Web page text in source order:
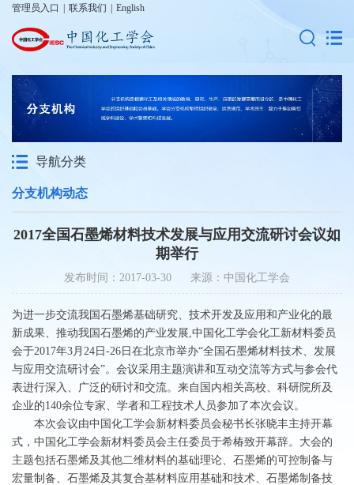
管理员入口 联系我们 English
导航分类
分支机构动态
2017全国石墨烯材料技术发展与应用交流研讨会议如
期举行
发布时间：2017-03-30 来源：中国化工学会
为进一步交流我国石墨烯基础研究、技术开发及应用和产业化的最
新成果、推动我国石墨烯的产业发展,中国化工学会化工新材料委员
会于2017年3月24日-26日在北京市举办“全国石墨烯材料技术、发展
与应用交流研讨会”。会议采用主题演讲和互动交流等方式与参会代
表进行深入、广泛的研讨和交流。来自国内相关高校、科研院所及
企业的140余位专家、学者和工程技术人员参加了本次会议。
本次会议由中国化工学会新材料委员会秘书长张晓丰主持开幕
式，中国化工学会新材料委员会主任委员于希椿致开幕辞。大会的
主题包括石墨烯及其他二维材料的基础理论、石墨烯的可控制备与
宏量制备、石墨烯及其复合基材料应用基础和技术、石墨烯制备技